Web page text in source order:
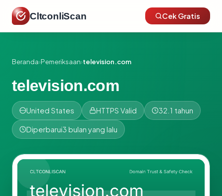
CltconliScan Cek Gratis
Beranda›Pemeriksaan›television.com
television.com
United States HTTPS Valid 32.1 tahun
Diperbarui3 bulan yang lalu